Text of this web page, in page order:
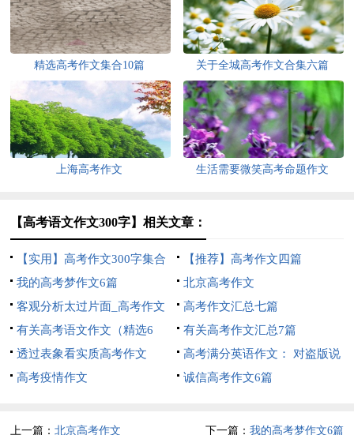
精选高考作文集合10篇 关于全城高考作文合集六篇
上海高考作文 生活需要微笑高考命题作文
【高考语文作文300字】相关文章：
【实用】高考作文300字集合
八篇
【推荐】高考作文四篇
我的高考梦作文6篇
北京高考作文
客观分析太过片面_高考作文
高考作文汇总七篇
有关高考语文作文（精选6
篇）
有关高考作文汇总7篇
透过表象看实质高考作文
高考满分英语作文： 对盗版说
不
高考疫情作文 诚信高考作文6篇
上一篇：北京高考作文 下一篇： 我的高考梦作文6篇